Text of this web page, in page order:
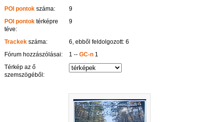
POI pontok száma:
9
POI pontok térképre
téve:
9
Trackek száma:
6, ebből feldolgozott: 6
Fórum hozzászólásai:
1 --GC-n 1
Térkép az ő
szemszögéből: